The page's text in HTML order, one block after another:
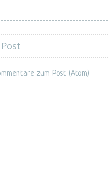
Post
zum Post (Atom)